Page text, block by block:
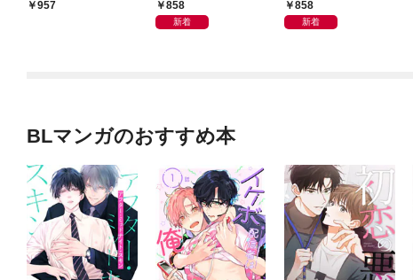
き】957
858
新着
付き】
858
新着
BLマンガのおすすめ本